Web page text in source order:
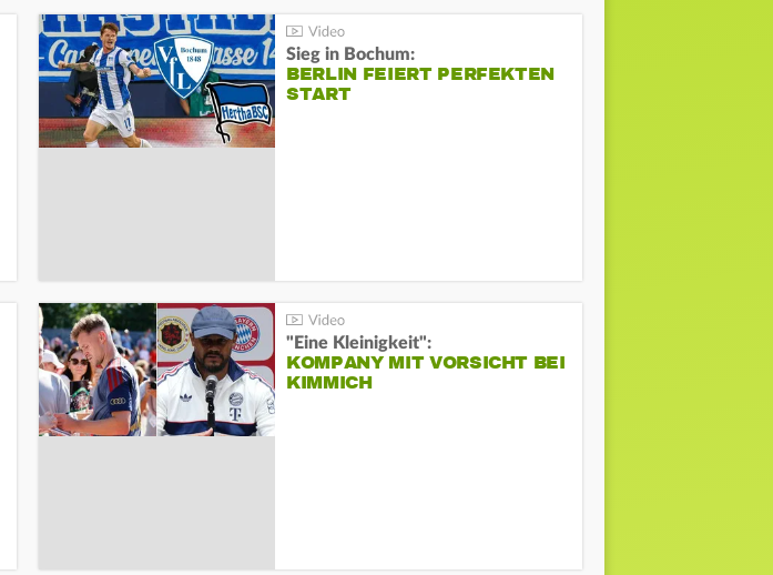
Sieg in Bochum:
BERLIN FEIERT PERFEKTEN
START
"Eine Kleinigkeit":
KOMPANY MIT VORSICHT BEI
KIMMICH